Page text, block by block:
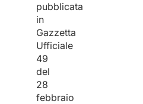
pubblicata
in
Gazzetta
Ufficiale
49
del
28
febbraio